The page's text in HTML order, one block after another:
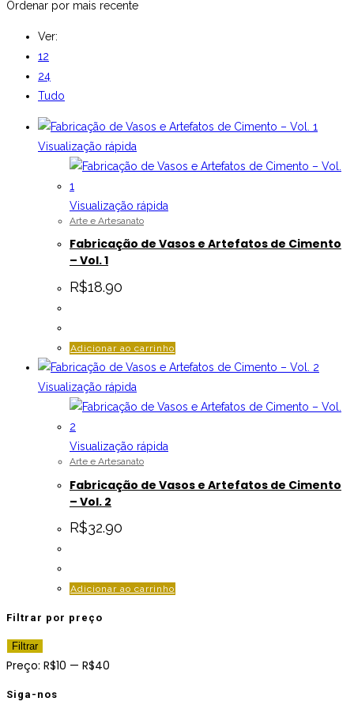
Ordenar por mais recente
Ver:
12
24
Tudo
Visualização rápida
Visualização rápida
Arte e Artesanato
Fabricação de Vasos e Artefatos de Cimento
– Vol. 1
R$18.90
Adicionar ao carrinho
Visualização rápida
Visualização rápida
Arte e Artesanato
Fabricação de Vasos e Artefatos de Cimento
– Vol. 2
R$32.90
Adicionar ao carrinho
Filtrar por preço
Preço
mínimo
Preço
máximo
Filtrar
Preço: R$10 — R$40
Siga-nos